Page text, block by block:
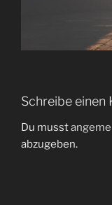
Schreibe einen
Du musst
abzugeben.